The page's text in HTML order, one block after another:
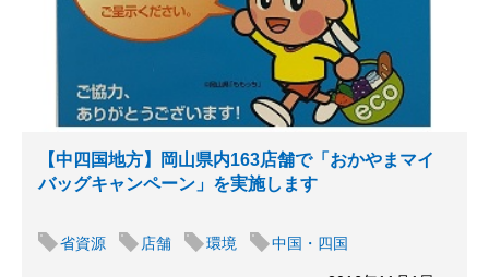
【中四国地方】岡山県内163店舗で「おかやまマイ
バッグキャンペーン」を実施します
省資源 店舗 環境 中国・四国